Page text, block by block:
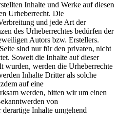
Inhalte und Werke auf diesen
Urheberrecht. Die
und jede Art der
des Urheberrechtes bedürfen der
Autors bzw. Erstellers.
sind nur für den privaten, nicht
Soweit die Inhalte auf dieser
wurden, werden die Urheberrechte
Inhalte Dritter als solche
auf eine
werden, bitten wir um einen
von
Inhalte umgehend